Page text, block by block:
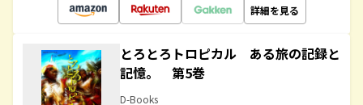
詳細を見る
とろとろトロピカル ある旅の記録と
記憶。 第5巻
D-Books